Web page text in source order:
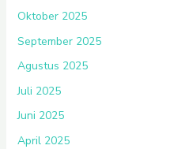
Oktober 2025
September 2025
Agustus 2025
Juli 2025
Juni 2025
April 2025